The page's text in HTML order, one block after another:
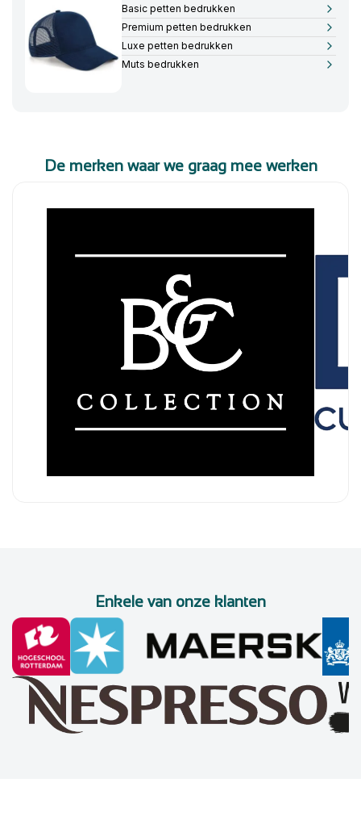
Basic petten bedrukken
Premium petten bedrukken
Luxe petten bedrukken
Muts bedrukken
De merken waar we graag mee werken
Enkele van onze klanten